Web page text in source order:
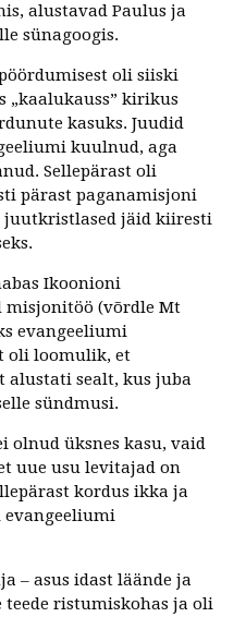
alustavad Paulus ja
sünagoogis.
oli siiski
„kaalukauss” kirikus
kasuks. Juudid
kuulnud, aga
Sellepärast oli
pärast paganamisjoni
juutkristlased jäid kiiresti
Ikoonioni
misjonitöö (võrdle Mt
evangeeliumi
oli loomulik, et
sealt, kus juba
sündmusi.
olnud üksnes kasu, vaid
uue usu levitajad on
kordus ikka ja
evangeeliumi
– asus idast läände ja
ristumiskohas ja oli